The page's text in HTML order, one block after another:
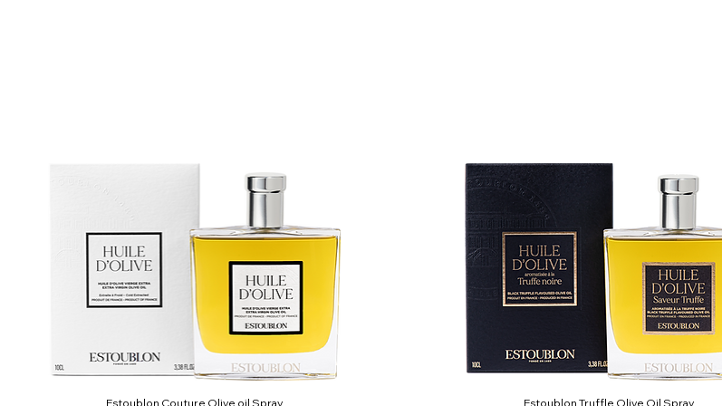
Estoublon Couture Olive oil Spray Estoublon Truffle Olive Oil Spray